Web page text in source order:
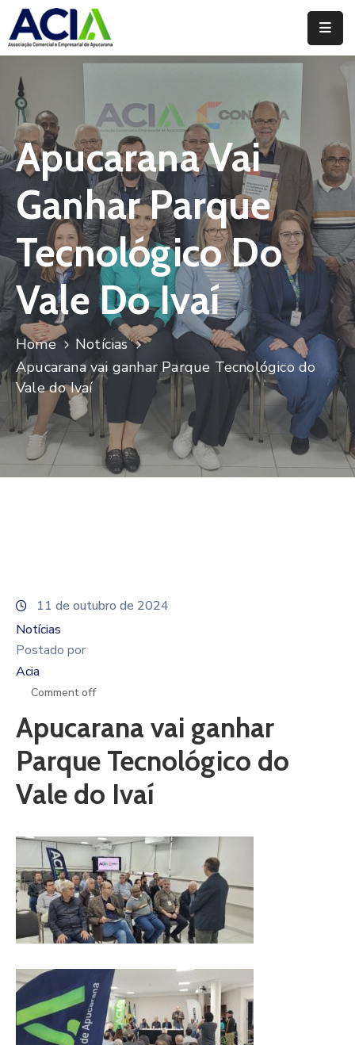
Institucional
Serviços
Campanhas
Convênios
Benefícios
Fórum
Desenvolve
Instituto
De
Pesquisa
Imprensa
Contato
Apucarana Vai
Ganhar Parque
Tecnológico Do
Vale Do Ivaí
Home
Notícias
Apucarana vai ganhar Parque Tecnológico do
Vale do Ivaí
11 de outubro de 2024
Notícias
Postado por
Acia
Comment off
Apucarana vai ganhar
Parque Tecnológico do
Vale do Ivaí